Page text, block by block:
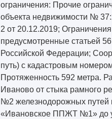
ограничения: Прочие
объекта недвижимости №
2 от 20.12.2019;
предусмотренные статьей
Российской Федерации;
путь) с кадастровым
Протяженность 592 метра.
Иваново от стыка рамного
№2 железнодорожных
«Ивановское ППЖТ №1» до